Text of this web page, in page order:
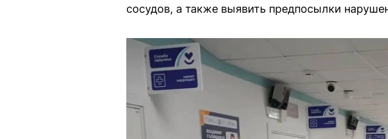
сосудов, а также выявить предпосылки